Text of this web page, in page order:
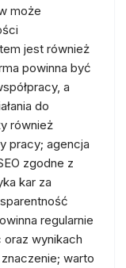
może
jest również
powinna być
a
do
również
pracy; agencja
zgodne z
kar za
regularnie
wynikach
znaczenie; warto